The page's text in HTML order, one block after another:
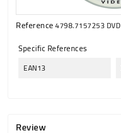
Reference4798.7157253 DVD
Specific References
EAN13
Review